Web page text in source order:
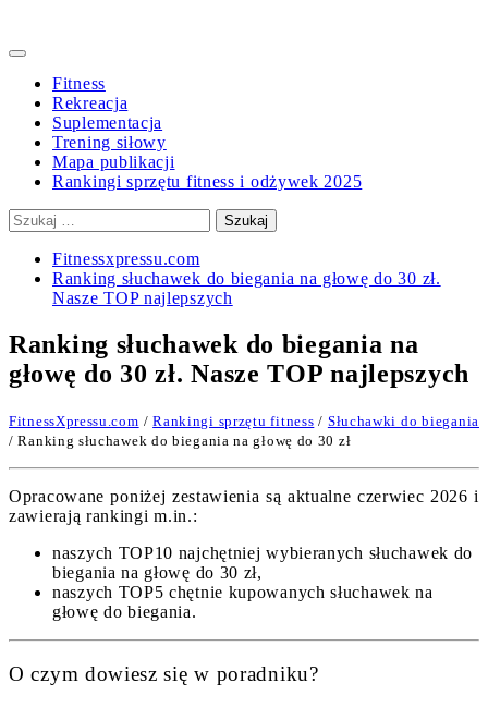
Primary
Fitness
Rekreacja
Suplementacja
Trening siłowy
Mapa publikacji
Rankingi sprzętu fitness i odżywek 2025
Szukaj:
Fitnessxpressu.com
Ranking słuchawek do biegania na głowę do 30 zł.
Nasze TOP najlepszych
Ranking słuchawek do biegania na
głowę do 30 zł. Nasze TOP najlepszych
FitnessXpressu.com /Rankingi sprzętu fitness / Słuchawki do biegania
/ Ranking słuchawek do biegania na głowę do 30 zł
Opracowane poniżej zestawienia są aktualne czerwiec 2026 i
zawierają rankingi m.in.:
naszych TOP10 najchętniej wybieranych słuchawek do
biegania na głowę do 30 zł,
naszych TOP5 chętnie kupowanych słuchawek na
głowę do biegania.
O czym dowiesz się w poradniku?